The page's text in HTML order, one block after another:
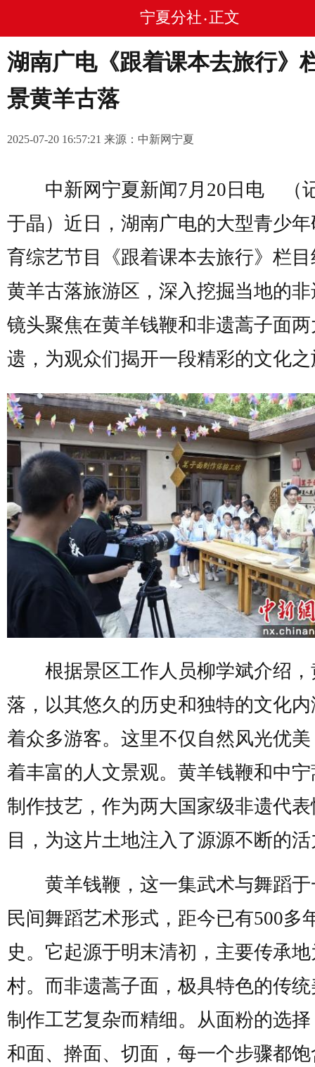
宁夏分社 • 正文
湖南广电《跟着课本去旅行》
景黄羊古落
2025-07-20 16:57:21 来源：中新网宁夏
中新网宁夏新闻7月20日电
于晶）近日，湖南广电的大型青少
育综艺节目《跟着课本去旅行》栏
黄羊古落旅游区，深入挖掘当地的
镜头聚焦在黄羊钱鞭和非遗蒿子面
遗，为观众们揭开一段精彩的文化
根据景区工作人员柳学斌介绍，
落，以其悠久的历史和独特的文化
着众多游客。这里不仅自然风光优
着丰富的人文景观。黄羊钱鞭和中
制作技艺，作为两大国家级非遗代
目，为这片土地注入了源源不断的
黄羊钱鞭，这一集武术与舞蹈于
民间舞蹈艺术形式，距今已有500多
史。它起源于明末清初，主要传承
村。而非遗蒿子面，极具特色的传
制作工艺复杂而精细。从面粉的选
和面、擀面、切面，每一个步骤都